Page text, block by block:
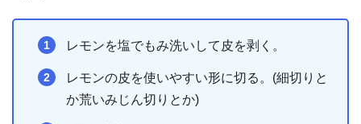
レモンを塩でもみ洗いして皮を剥く。
レモンの皮を使いやすい形に切る。(細切りと
か荒いみじん切りとか)